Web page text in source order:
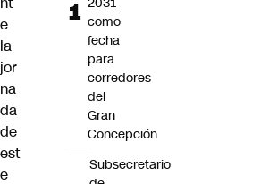
e
la
jor
na
da
de
est
e
como
fecha
para
corredores
del
Gran
Concepción
Subsecretario